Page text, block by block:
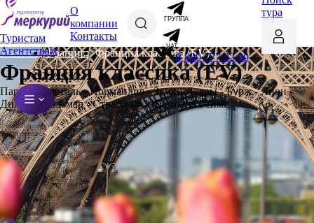
Туристам
Агентствам
О
компании
Контакты
ГРУППА
ЧАТ
8 800 777 22 00
тура
Главная Франция Франция классика (EV)
Франция классика (EV)
Париж - Версаль - Нормандия - Замки Луары - Бурж - Лион -
Дижон - Кольмар - Страсбург - Шампань Реймс